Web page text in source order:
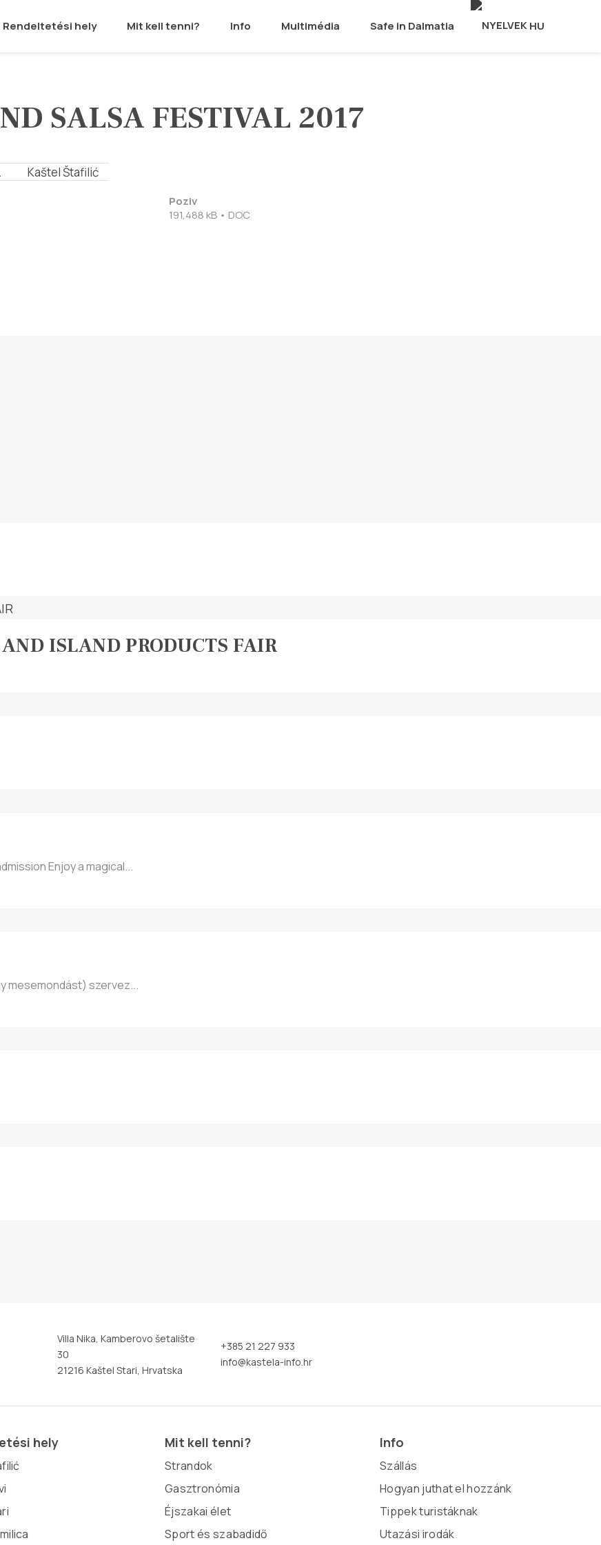
Rendeltetési hely Mit kell tenni? Info Multimédia Safe in Dalmatia HU
SALSA FESTIVAL 2017
Kaštel Štafilić
Poziv
191,488 kB • DOC
ISLAND PRODUCTS FAIR
Enjoy a magical...
mesemondást) szervez...
Villa Nika, Kamberovo šetalište
30
21216 Kaštel Stari, Hrvatska
+385 21 227 933
info@kastela-info.hr
hely Mit kell tenni?
Strandok
Gasztronómia
Éjszakai élet
Sport és szabadidő
Info
Szállás
Hogyan juthat el hozzánk
Tippek turistáknak
Utazási irodák